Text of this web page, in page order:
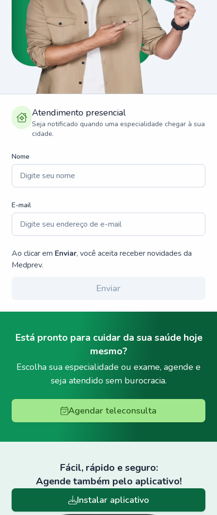
Atendimento presencial
Seja notificado quando uma especialidade chegar à sua
cidade.
Nome
E-mail
Ao clicar em Enviar, você aceita receber novidades da
Medprev.
Enviar
Está pronto para cuidar da sua saúde hoje
mesmo?
Escolha sua especialidade ou exame, agende e
seja atendido sem burocracia.
Agendar teleconsulta
Fácil, rápido e seguro:
Agende também pelo aplicativo!
Instalar aplicativo